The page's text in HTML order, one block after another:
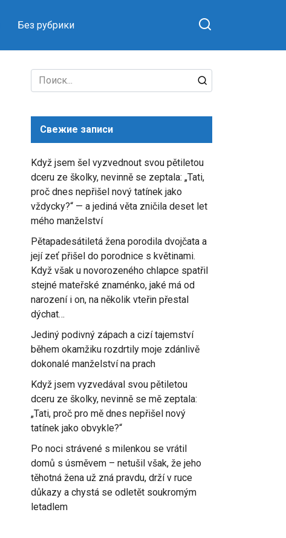
Без рубрики
Search
for:
Свежие записи
Když jsem šel vyzvednout svou pětiletou
dceru ze školky, nevinně se zeptala: „Tati,
proč dnes nepřišel nový tatínek jako
vždycky?“ — a jediná věta zničila deset let
mého manželství
Pětapadesátiletá žena porodila dvojčata a
její zeť přišel do porodnice s květinami.
Když však u novorozeného chlapce spatřil
stejné mateřské znaménko, jaké má od
narození i on, na několik vteřin přestal
dýchat…
Jediný podivný zápach a cizí tajemství
během okamžiku rozdrtily moje zdánlivě
dokonalé manželství na prach
Když jsem vyzvedával svou pětiletou
dceru ze školky, nevinně se mě zeptala:
„Tati, proč pro mě dnes nepřišel nový
tatínek jako obvykle?“
Po noci strávené s milenkou se vrátil
domů s úsměvem – netušil však, že jeho
těhotná žena už zná pravdu, drží v ruce
důkazy a chystá se odletět soukromým
letadlem